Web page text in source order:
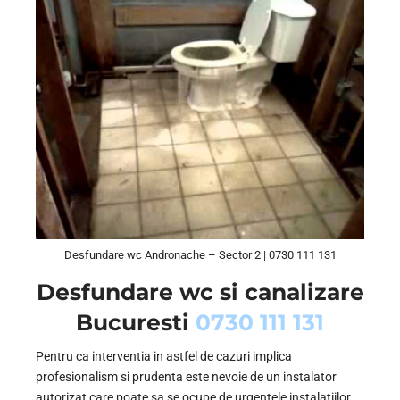
Desfundare wc Andronache – Sector 2 | 0730 111 131
Desfundare wc si canalizare
Bucuresti 0730 111 131
Pentru ca interventia in astfel de cazuri implica
profesionalism si prudenta este nevoie de un instalator
autorizat care poate sa se ocupe de urgentele instalatiilor